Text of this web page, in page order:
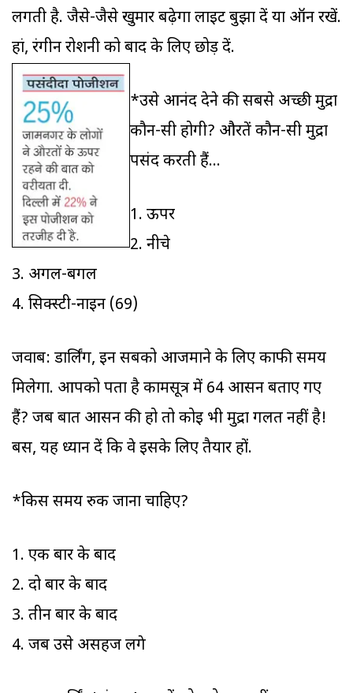
लगती है. जैसे-जैसे खुमार बढ़ेगा लाइट बुझा दें या ऑन रखें.
हां, रंगीन रोशनी को बाद के लिए छोड़ दें.
*उसे आनंद देने की सबसे अच्छी मुद्रा
कौन-सी होगी? औरतें कौन-सी मुद्रा
पसंद करती हैं...
1. ऊपर
2. नीचे
3. अगल-बगल
4. सिक्स्टी-नाइन (69)
जवाब: डार्लिंग, इन सबको आजमाने के लिए काफी समय
मिलेगा. आपको पता है कामसूत्र में 64 आसन बताए गए
हैं? जब बात आसन की हो तो कोई भी मुद्रा गलत नहीं है!
बस, यह ध्यान दें कि वे इसके लिए तैयार हों.
*किस समय रुक जाना चाहिए?
1. एक बार के बाद
2. दो बार के बाद
3. तीन बार के बाद
4. जब उसे असहज लगे